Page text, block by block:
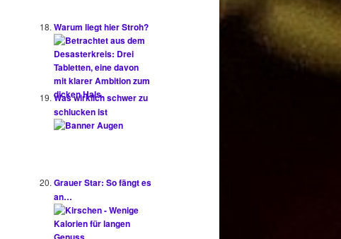
Warum liegt hier Stroh?
Was wirklich schwer zu
schlucken ist
Grauer Star: So fängt es
an…